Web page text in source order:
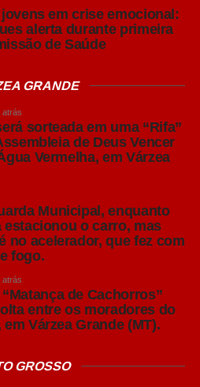
sanitários.
em lotes, organizando grupos
respeitando o sistema “todos
permitindo a limpeza,
de transmissão de agentes
novas instalações
em estruturas existentes, o
animais em lotes, manter
mesmas salas e realizar o
a sanidade do rebanho”,
rural de
em crise emocional:
alerta durante primeira
de Saúde
GRANDE
atrás
sorteada em uma “Rifa”
de Deus Vencer
Vermelha, em Várzea
Municipal, enquanto
estacionou o carro, mas
no acelerador, que fez com
fogo.
atrás
de Cachorros”
entre os moradores do
Várzea Grande (MT).
GROSSO